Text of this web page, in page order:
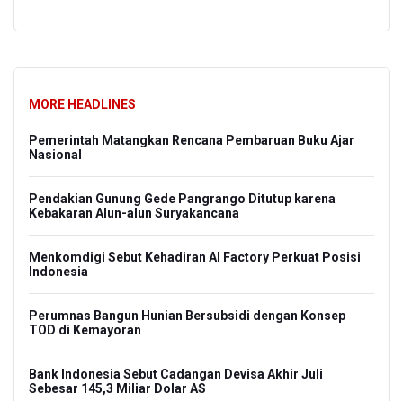
MORE HEADLINES
Pemerintah Matangkan Rencana Pembaruan Buku Ajar
Nasional
Pendakian Gunung Gede Pangrango Ditutup karena
Kebakaran Alun-alun Suryakancana
Menkomdigi Sebut Kehadiran AI Factory Perkuat Posisi
Indonesia
Perumnas Bangun Hunian Bersubsidi dengan Konsep
TOD di Kemayoran
Bank Indonesia Sebut Cadangan Devisa Akhir Juli
Sebesar 145,3 Miliar Dolar AS